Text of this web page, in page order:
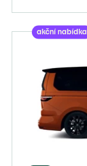
akční nabídka